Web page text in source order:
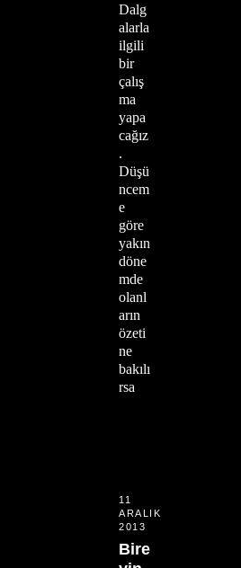
Dalg
alarla
ilgili
bir
çalış
ma
yapa
cağız
.
Düşü
ncem
e
göre
yakın
döne
mde
olanl
arın
özeti
ne
bakılı
rsa
11
ARALIK
2013
Bire